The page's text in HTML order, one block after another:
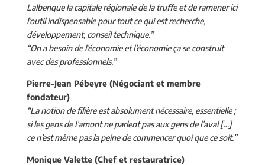
Lalbenque la capitale régionale de la truffe et de ramener ici
l’outil indispensable pour tout ce qui est recherche,
développement, conseil technique.”
“On a besoin de l’économie et l’économie ça se construit
avec des professionnels.”
Pierre-Jean Pébeyre (Négociant et membre
fondateur)
“La notion de filière est absolument nécessaire, essentielle ;
si les gens de l’amont ne parlent pas aux gens de l’aval […]
ce n’est même pas la peine de commencer quoi que ce soit.”
Monique Valette (Chef et restauratrice)